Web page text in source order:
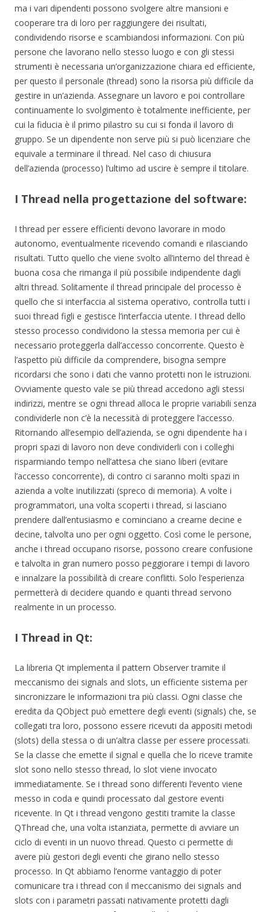
ma i vari dipendenti possono svolgere altre mansioni e
cooperare tra di loro per raggiungere dei risultati,
condividendo risorse e scambiandosi informazioni. Con più
persone che lavorano nello stesso luogo e con gli stessi
strumenti è necessaria un’organizzazione chiara ed efficiente,
per questo il personale (thread) sono la risorsa più difficile da
gestire in un’azienda. Assegnare un lavoro e poi controllare
continuamente lo svolgimento è totalmente inefficiente, per
cui la fiducia è il primo pilastro su cui si fonda il lavoro di
gruppo. Se un dipendente non serve più si può licenziare che
equivale a terminare il thread. Nel caso di chiusura
dell’azienda (processo) l’ultimo ad uscire è sempre il titolare.
I Thread nella progettazione del software:
I thread per essere efficienti devono lavorare in modo
autonomo, eventualmente ricevendo comandi e rilasciando
risultati. Tutto quello che viene svolto all’interno del thread è
buona cosa che rimanga il più possibile indipendente dagli
altri thread. Solitamente il thread principale del processo è
quello che si interfaccia al sistema operativo, controlla tutti i
suoi thread figli e gestisce l’interfaccia utente. I thread dello
stesso processo condividono la stessa memoria per cui è
necessario proteggerla dall’accesso concorrente. Questo è
l’aspetto più difficile da comprendere, bisogna sempre
ricordarsi che sono i dati che vanno protetti non le istruzioni.
Ovviamente questo vale se più thread accedono agli stessi
indirizzi, mentre se ogni thread alloca le proprie variabili senza
condividerle non c’è la necessità di proteggere l’accesso.
Ritornando all’esempio dell’azienda, se ogni dipendente ha i
propri spazi di lavoro non deve condividerli con i colleghi
risparmiando tempo nell’attesa che siano liberi (evitare
l’accesso concorrente), di contro ci saranno molti spazi in
azienda a volte inutilizzati (spreco di memoria). A volte i
programmatori, una volta scoperti i thread, si lasciano
prendere dall’entusiasmo e cominciano a crearne decine e
decine, talvolta uno per ogni oggetto. Così come le persone,
anche i thread occupano risorse, possono creare confusione
e talvolta in gran numero posso peggiorare i tempi di lavoro
e innalzare la possibilità di creare conflitti. Solo l’esperienza
permetterà di decidere quando e quanti thread servono
realmente in un processo.
I Thread in Qt:
La libreria Qt implementa il pattern Observer tramite il
meccanismo dei signals and slots, un efficiente sistema per
sincronizzare le informazioni tra più classi. Ogni classe che
eredita da QObject può emettere degli eventi (signals) che, se
collegati tra loro, possono essere ricevuti da appositi metodi
(slots) della stessa o di un’altra classe per essere processati.
Se la classe che emette il signal e quella che lo riceve tramite
slot sono nello stesso thread, lo slot viene invocato
immediatamente. Se i thread sono differenti l’evento viene
messo in coda e quindi processato dal gestore eventi
ricevente. In Qt i thread vengono gestiti tramite la classe
QThread che, una volta istanziata, permette di avviare un
ciclo di eventi in un nuovo thread. Questo ci permette di
avere più gestori degli eventi che girano nello stesso
processo. In Qt abbiamo l’enorme vantaggio di poter
comunicare tra i thread con il meccanismo dei signals and
slots con i parametri passati nativamente protetti dagli